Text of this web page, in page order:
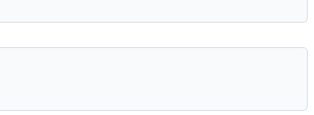
基與開放源碼軟體，備份不需要操作系統，產品許可證，或維護與其